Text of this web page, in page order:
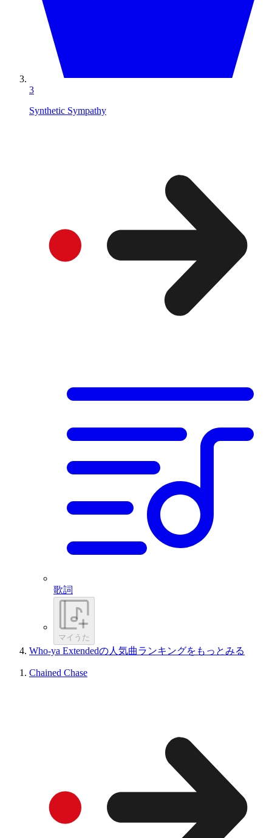
3
Synthetic Sympathy
歌詞
マイうた
Who-ya Extendedの人気曲ランキングをもっとみる
Chained Chase